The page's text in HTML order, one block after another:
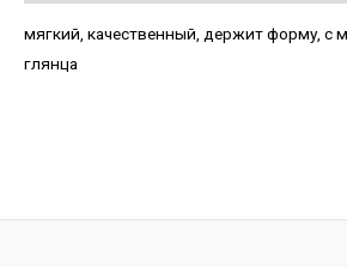
мягкий, качественный, держит форму, с
глянца